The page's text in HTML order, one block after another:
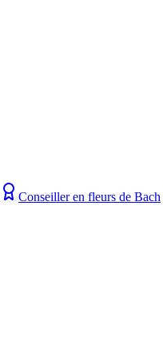
Conseiller en fleurs de Bach